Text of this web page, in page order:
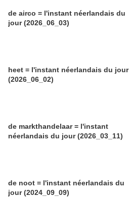
de airco = l'instant néerlandais du
jour (2026_06_03)
heet = l'instant néerlandais du jour
(2026_06_02)
de markthandelaar = l'instant
néerlandais du jour (2026_03_11)
de noot = l'instant néerlandais du
jour (2024_09_09)